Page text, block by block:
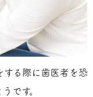
する際に歯医者を恐
です。